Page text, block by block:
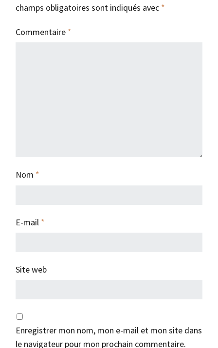
champs obligatoires sont indiqués avec *
Commentaire *
Nom *
E-mail *
Site web
Enregistrer mon nom, mon e-mail et mon site dans
le navigateur pour mon prochain commentaire.